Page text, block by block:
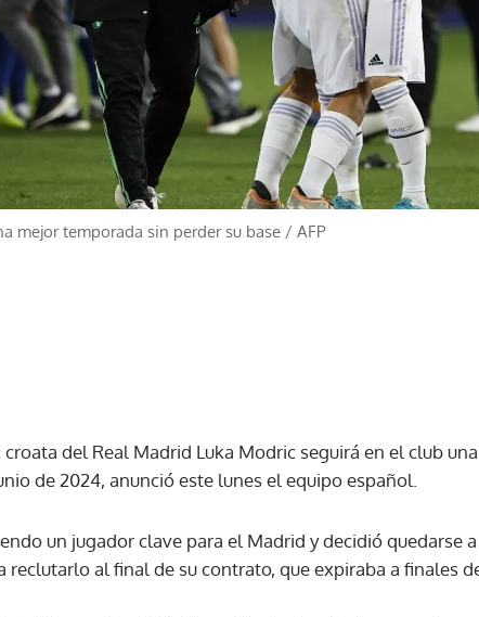
mejor temporada sin perder su base / AFP
del Real Madrid Luka Modric seguirá en el club
de 2024, anunció este lunes el equipo español.
un jugador clave para el Madrid y decidió quedarse
reclutarlo al final de su contrato, que expiraba a finales